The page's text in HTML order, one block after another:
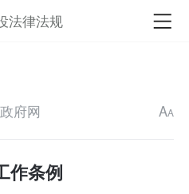
法律法规
府网 AA
作条例